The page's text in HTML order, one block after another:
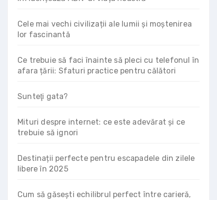
Cele mai vechi civilizații ale lumii și moștenirea
lor fascinantă
Ce trebuie să faci înainte să pleci cu telefonul în
afara țării: Sfaturi practice pentru călători
Sunteţi gata?
Mituri despre internet: ce este adevărat și ce
trebuie să ignori
Destinații perfecte pentru escapadele din zilele
libere în 2025
Cum să găsești echilibrul perfect între carieră,